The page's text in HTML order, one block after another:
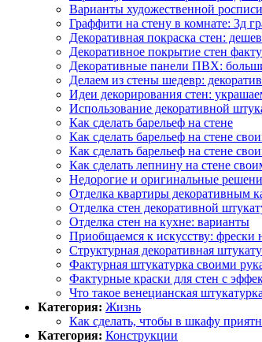
Варианты художественной
Граффити на стену в комнате: 3д
Декоративная покраска стен:
Декоративное покрытие стен
Декоративные панели ПВХ:
Делаем из стены шедевр:
Идеи декорирования стен:
Использование декоративной
Как сделать барельеф на стене
Как сделать барельеф на стене
Как сделать барельеф на стене
Как сделать лепнину на стене
Недорогие и оригинальные
Отделка квартиры декоративным
Отделка стен декоративной
Отделка стен на кухне: варианты
Приобщаемся к искусству: фрески
Структурная декоративная
Фактурная штукатурка своими
Фактурные краски для стен с
Что такое венецианская
Категория: Жизнь
Как сделать, чтобы в шкафу
Категория: Конструкции